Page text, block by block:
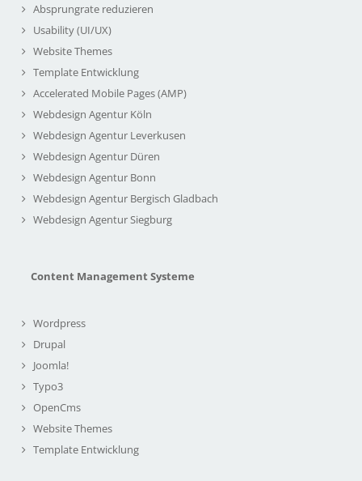
Absprungrate reduzieren
Usability (UI/UX)
Website Themes
Template Entwicklung
Accelerated Mobile Pages (AMP)
Webdesign Agentur Köln
Webdesign Agentur Leverkusen
Webdesign Agentur Düren
Webdesign Agentur Bonn
Webdesign Agentur Bergisch Gladbach
Webdesign Agentur Siegburg
Content Management Systeme
Wordpress
Drupal
Joomla!
Typo3
OpenCms
Website Themes
Template Entwicklung